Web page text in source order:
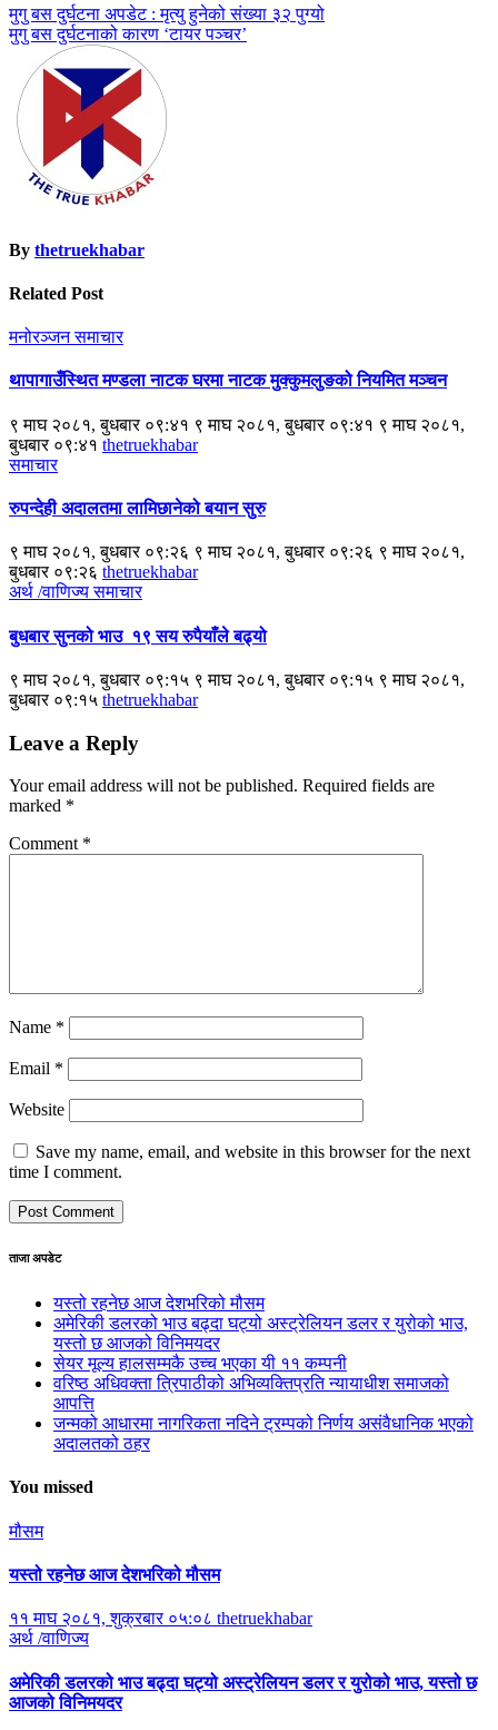
Post
navigation
मुगु बस दुर्घटना अपडेट : मृत्यु हुनेको संख्या ३२ पुग्यो
मुगु बस दुर्घटनाको कारण ‘टायर पञ्चर’
By thetruekhabar
Related Post
मनोरञ्जनसमाचार
थापागाउँस्थित मण्डला नाटक घरमा नाटक मुक्कुमलुङको नियमित मञ्चन
९ माघ २०८१, बुधबार ०९:४१ ९ माघ २०८१, बुधबार ०९:४१ ९ माघ २०८१,
बुधबार ०९:४१ thetruekhabar
समाचार
रुपन्देही अदालतमा लामिछानेको बयान सुरु
९ माघ २०८१, बुधबार ०९:२६ ९ माघ २०८१, बुधबार ०९:२६ ९ माघ २०८१,
बुधबार ०९:२६ thetruekhabar
अर्थ /वाणिज्यसमाचार
बुधबार सुनको भाउ १९ सय रुपैयाँले बढ्यो
९ माघ २०८१, बुधबार ०९:१५ ९ माघ २०८१, बुधबार ०९:१५ ९ माघ २०८१,
बुधबार ०९:१५ thetruekhabar
Leave a Reply
Your email address will not be published. Required fields are
marked *
Comment *
Name *
Email *
Website
Save my name, email, and website in this browser for the next
time I comment.
ताजा अपडेट
यस्तो रहनेछ आज देशभरिको मौसम
अमेरिकी डलरको भाउ बढ्दा घट्यो अस्ट्रेलियन डलर र युरोको भाउ,
यस्तो छ आजको विनिमयदर
सेयर मूल्य हालसम्मकै उच्च भएका यी ११ कम्पनी
वरिष्ठ अधिवक्ता त्रिपाठीको अभिव्यक्तिप्रति न्यायाधीश समाजको
आपत्ति
जन्मको आधारमा नागरिकता नदिने ट्रम्पको निर्णय असंवैधानिक भएको
अदालतको ठहर
You missed
मौसम
यस्तो रहनेछ आज देशभरिको मौसम
११ माघ २०८१, शुक्रबार ०५:०८ thetruekhabar
अर्थ /वाणिज्य
अमेरिकी डलरको भाउ बढ्दा घट्यो अस्ट्रेलियन डलर र युरोको भाउ, यस्तो छ
आजको विनिमयदर